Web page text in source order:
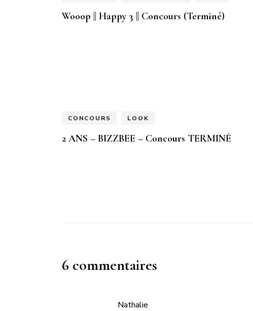
Wooop || Happy 3 || Concours (Terminé)
CONCOURS LOOK
2 ANS – BIZZBEE – Concours TERMINÉ
6 commentaires
Nathalie